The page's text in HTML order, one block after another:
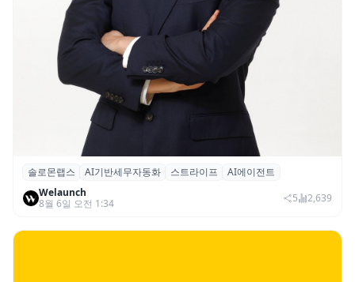
솔로몬랩스, 스트라이프 출신 이창헌 영입…
절세 전략 AI 에이전트 개발 본격화
솔로몬랩스 AI기반세무자동화 스트라이프
AI에이전트
Welaunch
8월 6일 오전 1:34
5 2,639